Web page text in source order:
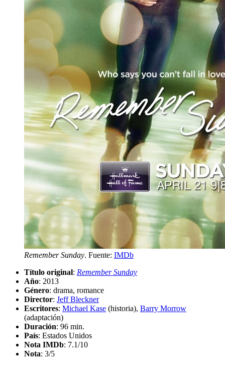
Remember Sunday. Fuente: IMDb
Título original: Remember Sunday
Año: 2013
Género: drama, romance
Director: Jeff Bleckner
Escritores: Michael Kase (historia), Barry Morrow
(adaptación)
Duración: 96 min.
País: Estados Unidos
Nota IMDb: 7.1/10
Nota: 3/5